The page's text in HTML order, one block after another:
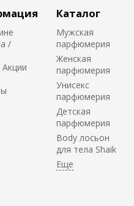
/
Акции
Каталог
Мужская
парфюмерия
Женская
парфюмерия
Унисекс
парфюмерия
Детская
парфюмерия
Body лосьон
для тела Shaik